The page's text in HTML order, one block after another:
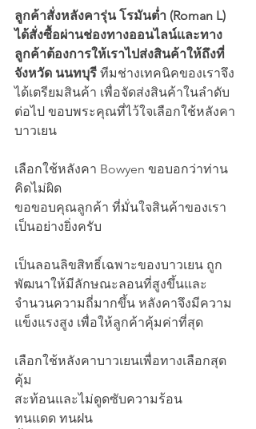
ลูกค้าสั่งหลังคารุ่น โรมันต่ำ (Roman L)
ได้สั่งซื้อผ่านช่องทางออนไลน์และทาง
ลูกค้าต้องการให้เราไปส่งสินค้าให้ถึงที่
จังหวัด นนทบุรี ทีมช่างเทคนิคของเราจึง
ได้เตรียมสินค้า เพื่อจัดส่งสินค้าในลำดับ
ต่อไป ขอบพระคุณที่ไว้ใจเลือกใช้หลังคา
บาวเยน
เลือกใช้หลังคา Bowyen ขอบอกว่าท่าน
คิดไม่ผิด
ขอขอบคุณลูกค้า ที่มั่นใจสินค้าของเรา
เป็นอย่างยิ่งครับ
เป็นลอนลิขสิทธิ์เฉพาะของบาวเยน ถูก
พัฒนาให้มีลักษณะลอนที่สูงขึ้นและ
จำนวนความถี่มากขึ้น หลังคาจึงมีความ
แข็งแรงสูง เพื่อให้ลูกค้าคุ้มค่าที่สุด
เลือกใช้หลังคาบาวเยนเพื่อทางเลือกสุด
คุ้ม
สะท้อนและไม่ดูดซับความร้อน
ทนแดด ทนฝน